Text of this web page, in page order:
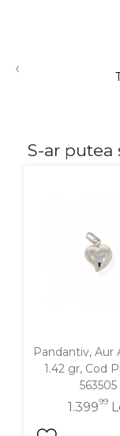
‹
S-ar putea
Pandantiv, Aur
1.42 gr, Cod
563505
1.39999